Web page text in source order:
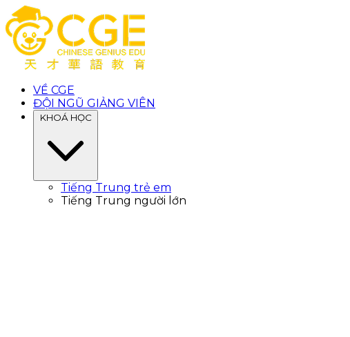
VỀ CGE
ĐỘI NGŨ GIẢNG VIÊN
KHOÁ HỌC
Tiếng Trung trẻ em
Tiếng Trung người lớn